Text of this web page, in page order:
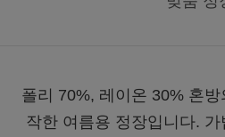
폴리 70%, 레이온 30% 혼방
작한 여름용 정장입니다. 가